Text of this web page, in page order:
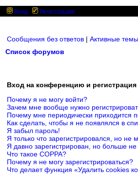
Вход Регистрация
Сообщения без ответов | Активные темы
Список форумов
Вход на конференцию и регистрация
Почему я не могу войти?
Зачем мне вообще нужно
Почему мне периодически приходится
Как сделать, чтобы я не появлялся в
Я забыл пароль!
Я только что зарегистрировался, но не
Я давно зарегистрирован, но больше не
Что такое COPPA?
Почему я не могу зарегистрироваться?
Что делает функция «Удалить cookies